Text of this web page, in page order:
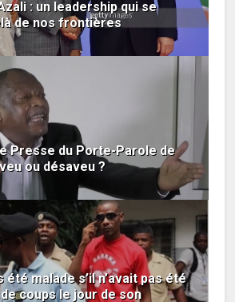
: un leadership qui se
de nos frontières
Presse du Porte-Parole de
ou désaveu ?
été malade s’il n’avait pas été
coups le jour de son